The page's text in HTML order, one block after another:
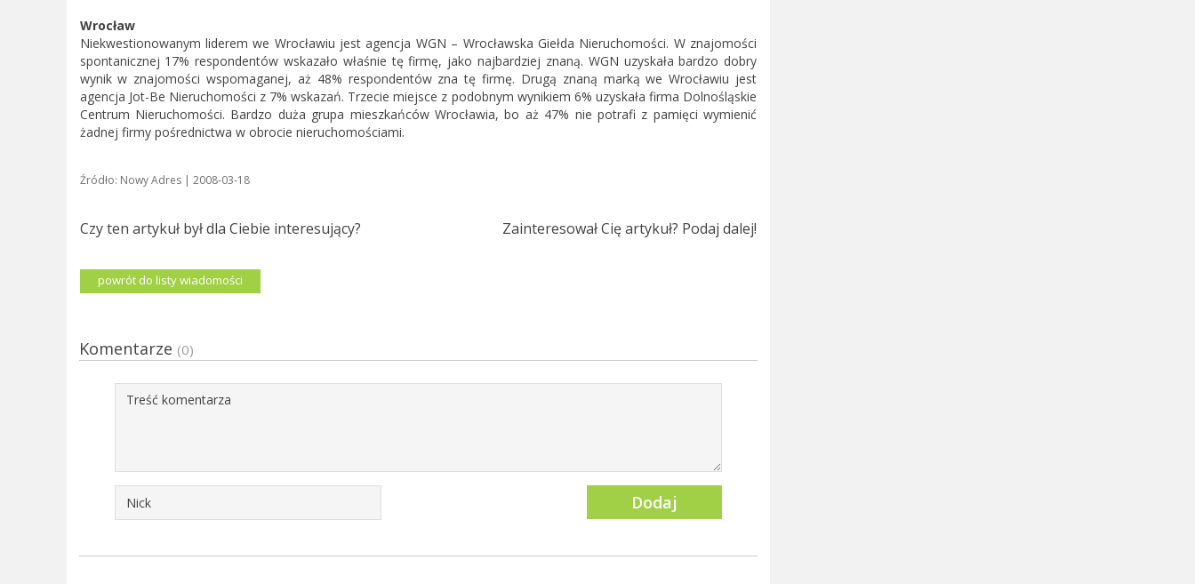
Wrocław
Niekwestionowanym liderem we Wrocławiu jest agencja WGN – Wrocławska Giełda Nieruchomości. W znajomości
spontanicznej 17% respondentów wskazało właśnie tę firmę, jako najbardziej znaną. WGN uzyskała bardzo dobry
wynik w znajomości wspomaganej, aż 48% respondentów zna tę firmę. Drugą znaną marką we Wrocławiu jest
agencja Jot-Be Nieruchomości z 7% wskazań. Trzecie miejsce z podobnym wynikiem 6% uzyskała firma Dolnośląskie
Centrum Nieruchomości. Bardzo duża grupa mieszkańców Wrocławia, bo aż 47% nie potrafi z pamięci wymienić
żadnej firmy pośrednictwa w obrocie nieruchomościami.
Źródło: Nowy Adres | 2008-03-18
Czy ten artykuł był dla Ciebie interesujący? Zainteresował Cię artykuł? Podaj dalej!
powrót do listy wiadomości
Komentarze (0)
Dodaj